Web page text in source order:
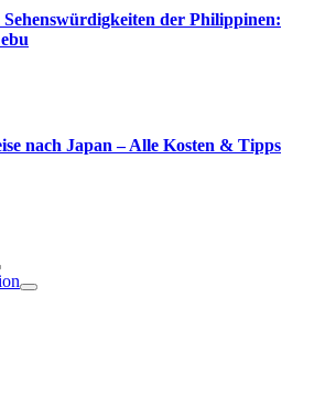
Sehenswürdigkeiten der Philippinen:
nach Japan – Alle Kosten & Tipps